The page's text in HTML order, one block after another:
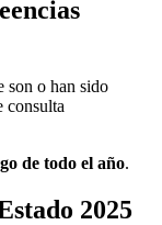
son o han sido
consulta
de todo el año.
2025